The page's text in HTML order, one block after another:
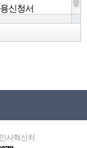
신청서
사혁신처